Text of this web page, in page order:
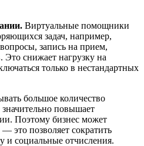
Виртуальные помощники
задач, например,
запись на прием,
Это снижает нагрузку на
только в нестандартных
большое количество
повышает
Поэтому бизнес может
это позволяет сократить
и социальные отчисления.